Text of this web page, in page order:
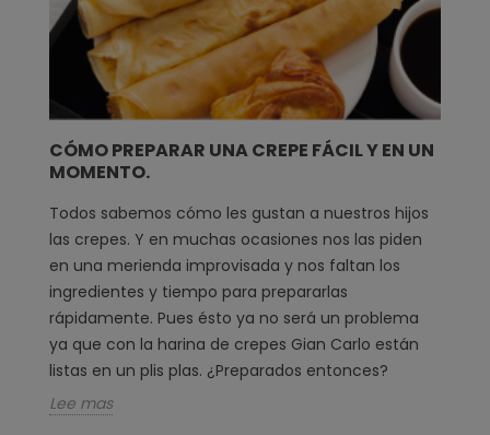
CÓMO PREPARAR UNA CREPE FÁCIL Y EN UN
MOMENTO.
Todos sabemos cómo les gustan a nuestros hijos
las crepes. Y en muchas ocasiones nos las piden
en una merienda improvisada y nos faltan los
ingredientes y tiempo para prepararlas
rápidamente. Pues ésto ya no será un problema
ya que con la harina de crepes Gian Carlo están
listas en un plis plas. ¿Preparados entonces?
Lee mas